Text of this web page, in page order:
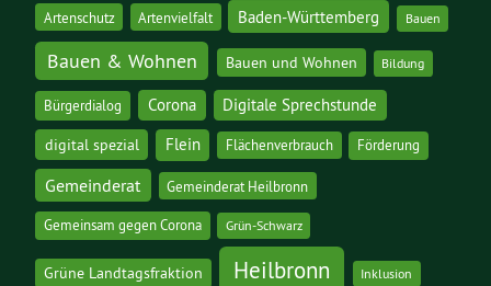
Artenschutz Artenvielfalt Baden-Württemberg Bauen
Bauen & Wohnen Bauen und Wohnen Bildung
Bürgerdialog Corona Digitale Sprechstunde
digital spezial Flein Flächenverbrauch Förderung
Gemeinderat Gemeinderat Heilbronn
Gemeinsam gegen Corona Grün-Schwarz
Grüne Landtagsfraktion Heilbronn Inklusion